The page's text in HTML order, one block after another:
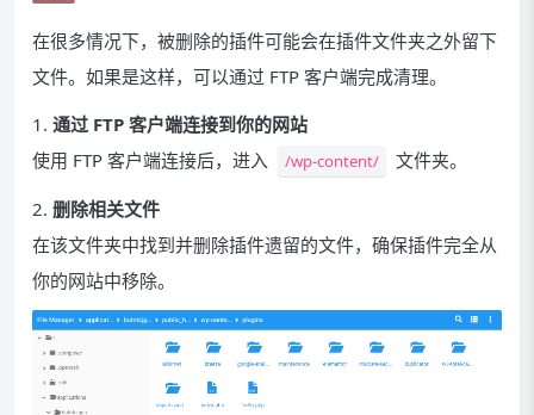
在很多情况下，被删除的插件可能会在插件文件夹之外留下
文件。如果是这样，可以通过 FTP 客户端完成清理。
1. 通过 FTP 客户端连接到你的网站
使用 FTP 客户端连接后，进入
/wp-content/ 文件夹。
2. 删除相关文件
在该文件夹中找到并删除插件遗留的文件，确保插件完全从
你的网站中移除。